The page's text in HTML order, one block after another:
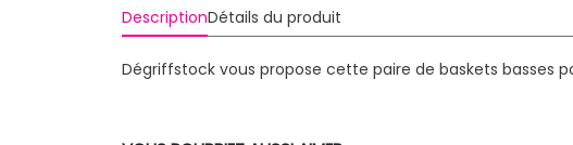
DescriptionDétails du produit
Dégriffstock vous propose cette paire de baskets basses